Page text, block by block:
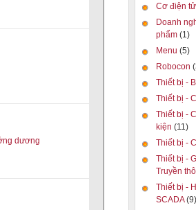
dương
Cơ điện
Doanh
phẩm (1)
Menu (5)
Robocon
Thiết bị -
Thiết bị -
Thiết bị -
kiện (11)
Thiết bị -
Thiết bị -
Truyền
Thiết bị -
SCADA(9)